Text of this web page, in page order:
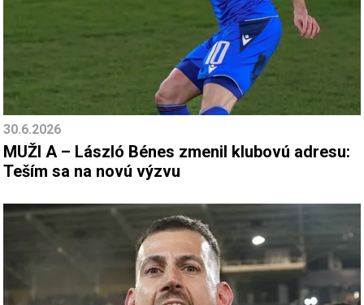
30.6.2026
MUŽI A – László Bénes zmenil klubovú adresu:
Teším sa na novú výzvu